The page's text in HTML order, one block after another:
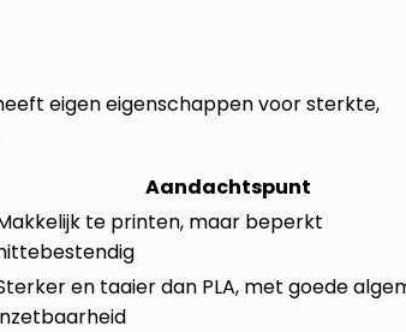
eigen eigenschappen voor sterkte,
Aandachtspunt
te printen, maar beperkt
en taaier dan PLA, met goede